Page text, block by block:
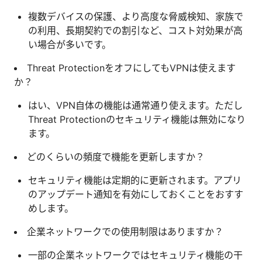
複数デバイスの保護、より高度な脅威検知、家族で
の利用、長期契約での割引など、コスト対効果が高
い場合が多いです。
Threat ProtectionをオフにしてもVPNは使えます
か？
はい、VPN自体の機能は通常通り使えます。ただし
Threat Protectionのセキュリティ機能は無効になり
ます。
どのくらいの頻度で機能を更新しますか？
セキュリティ機能は定期的に更新されます。アプリ
のアップデート通知を有効にしておくことをおすす
めします。
企業ネットワークでの使用制限はありますか？
一部の企業ネットワークではセキュリティ機能の干